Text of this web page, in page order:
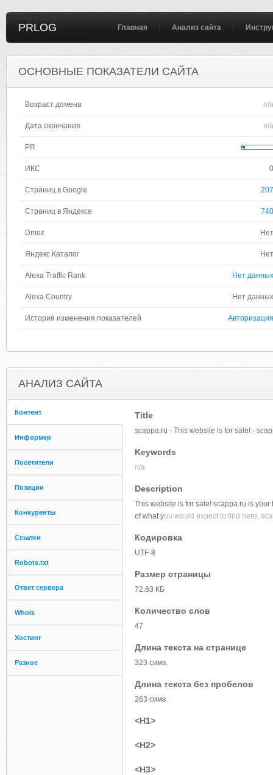
PRLOG Главная Анализ сайта
ОСНОВНЫЕ ПОКАЗАТЕЛИ САЙТА
Возраст домена n/a
Дата окончания n/a
PR
ИКС 0
Страниц в Google 207
Страниц в Яндексе 740
Dmoz Нет
Яндекс Каталог Нет
Alexa Traffic Rank Нет данных
Alexa Country Нет данных
История изменения показателей Авторизация
АНАЛИЗ САЙТА
Контент
Информер
Посетители
Позиции
Конкуренты
Ссылки
Robots.txt
Ответ сервера
Whois
Хостинг
Разное
Title
scappa.ru - This website is for sale! -
Keywords
n/a
Description
This website is for sale! scappa.ru is
of what you would expect to find here,
Кодировка
UTF-8
Размер страницы
72.63 КБ
Количество слов
47
Длина текста на странице
323 симв.
Длина текста без пробелов
263 симв.
<H1>
<H2>
<H3>